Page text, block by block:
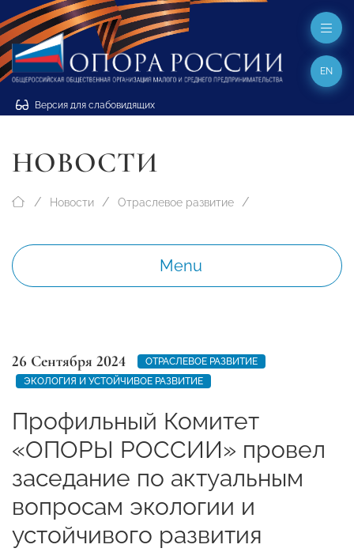
Версия для слабовидящих
EN
НОВОСТИ
Новости Отраслевое развитие
Menu
26 Сентября 2024
ОТРАСЛЕВОЕ РАЗВИТИЕ
ЭКОЛОГИЯ И УСТОЙЧИВОЕ РАЗВИТИЕ
Профильный Комитет
«ОПОРЫ РОССИИ» провел
заседание по актуальным
вопросам экологии и
устойчивого развития